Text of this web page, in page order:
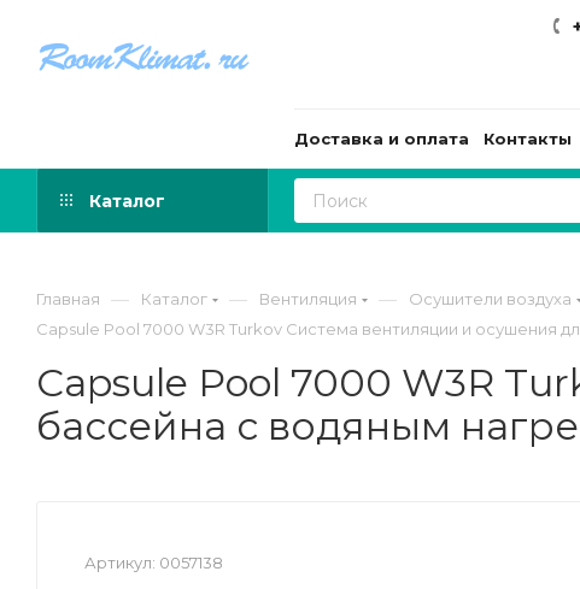
Доставка и оплата Контакты
Каталог
Главная — Каталог — Вентиляция — Осушители воздуха
Capsule Pool 7000 W3R Turkov Система вентиляции и осушения
Capsule Pool 7000 W3R
бассейна с водяным
Артикул: 0057138